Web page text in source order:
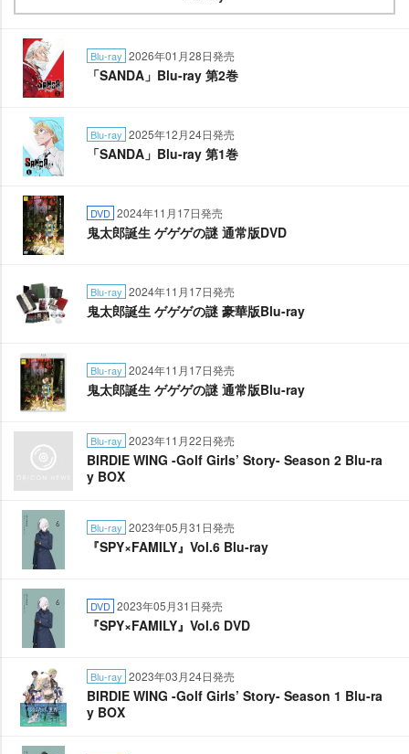
Blu-ray 2026年01月28日発売
「SANDA」Blu-ray 第2巻
Blu-ray 2025年12月24日発売
「SANDA」Blu-ray 第1巻
DVD 2024年11月17日発売
鬼太郎誕生 ゲゲゲの謎 通常版DVD
Blu-ray 2024年11月17日発売
鬼太郎誕生 ゲゲゲの謎 豪華版Blu-ray
Blu-ray 2024年11月17日発売
鬼太郎誕生 ゲゲゲの謎 通常版Blu-ray
Blu-ray 2023年11月22日発売
BIRDIE WING -Golf Girls’ Story- Season 2 Blu-ra
y BOX
Blu-ray 2023年05月31日発売
『SPY×FAMILY』Vol.6 Blu-ray
DVD 2023年05月31日発売
『SPY×FAMILY』Vol.6 DVD
Blu-ray 2023年03月24日発売
BIRDIE WING -Golf Girls’ Story- Season 1 Blu-ra
y BOX